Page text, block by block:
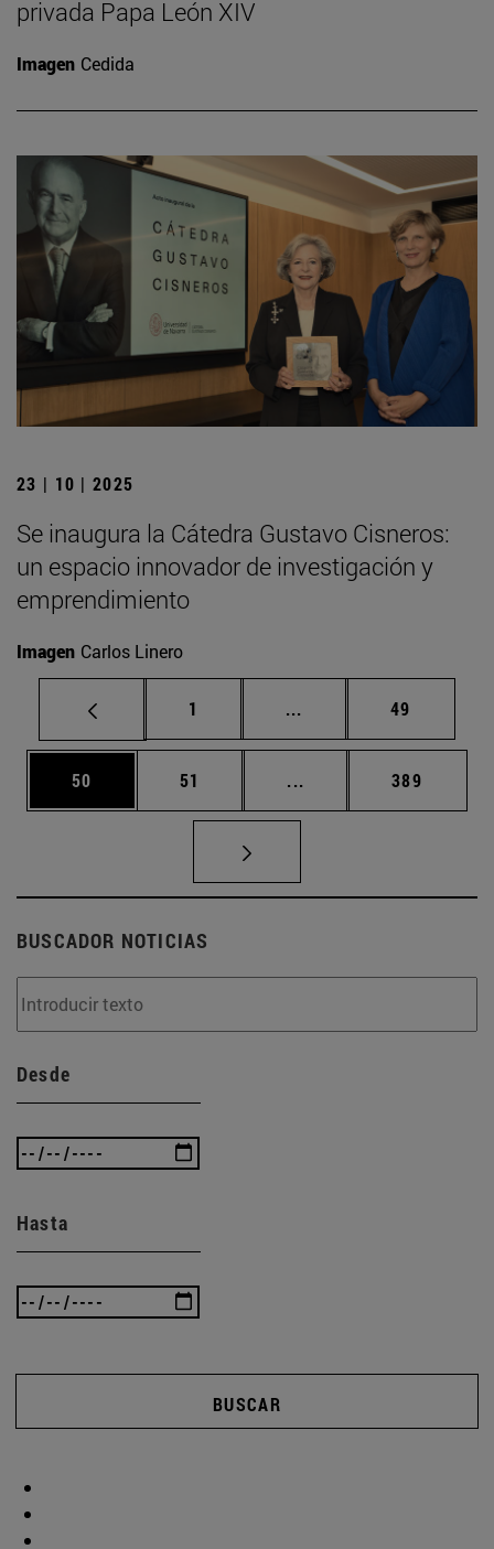
privada Papa León XIV
Imagen Cedida
23 | 10 | 2025
Se inaugura la Cátedra Gustavo Cisneros:
un espacio innovador de investigación y
emprendimiento
Imagen Carlos Linero
Página
1 ... Páginas intermedias
Página
49
Página
50 Página
51 ... Páginas intermedias
Página
389
BUSCADOR NOTICIAS
Desde
Hasta
BUSCAR